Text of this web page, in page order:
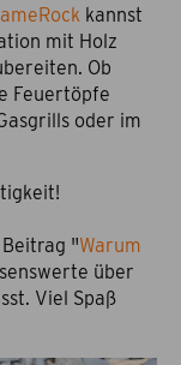
kannst
mit Holz
Ob
Feuertöpfe
oder im
"Warum
über
Viel Spaß